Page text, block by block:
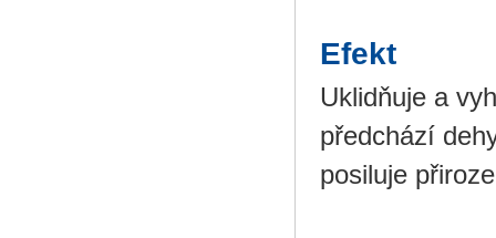
Efekt
Uklidňuje a
předchází
posiluje